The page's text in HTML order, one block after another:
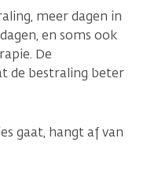
meer dagen in
en soms ook
De
de bestraling beter
gaat, hangt af van